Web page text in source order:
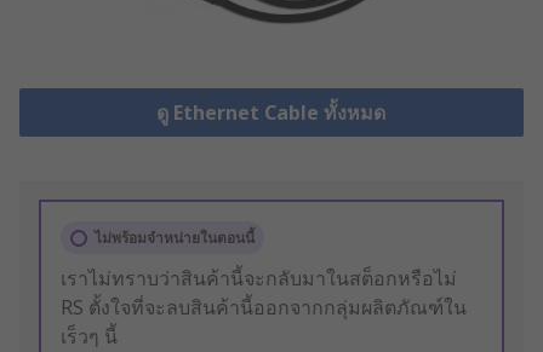
ดู Ethernet Cable ทั้งหมด
ไม่พร้อมจำหน่ายในตอนนี้
เราไม่ทราบว่าสินค้านี้จะกลับมาในสต็อกหรือไม่
RS ตั้งใจที่จะลบสินค้านี้ออกจากกลุ่มผลิตภัณฑ์ใน
เร็วๆ นี้